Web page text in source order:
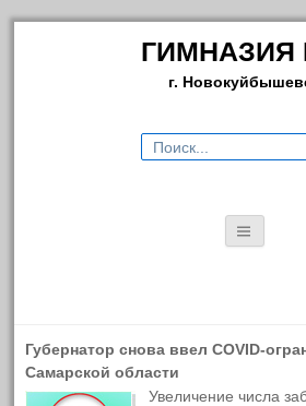
ГИМНАЗИЯ
г.
Искать:
СВЕДЕНИЯ ОБ
ОРГАНИЗАЦИИ
Свежие новости
Травматизм на каникулах
Губернатор снова ввел COVID-
Самарской области
Увеличение числа